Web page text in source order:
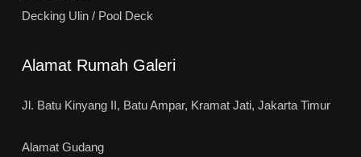
Decking Ulin / Pool Deck
Alamat Rumah Galeri
Jl. Batu Kinyang II, Batu Ampar, Kramat Jati, Jakarta Timur
Alamat Gudang